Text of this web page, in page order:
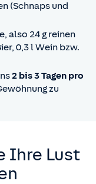
(Schnaps und
also 24 g reinen
0,3 l Wein bzw.
2 bis 3 Tagen pro
zu
Ihre Lust